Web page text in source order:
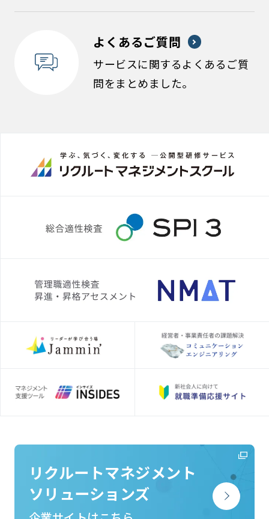
よくあるご質問
サービスに関するよくあるご質
問をまとめました。
リクルートマネジメント
ソリューションズ